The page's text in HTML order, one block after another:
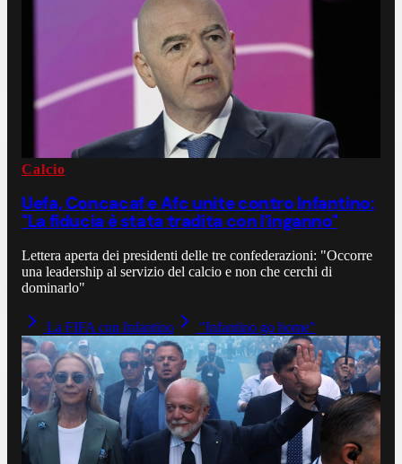
Calcio
Uefa, Concacaf e Afc unite contro Infantino:
"La fiducia è stata tradita con l'inganno"
Lettera aperta dei presidenti delle tre confederazioni: "Occorre
una leadership al servizio del calcio e non che cerchi di
dominarlo"
La FIFA con Infantino "Infantino go home"